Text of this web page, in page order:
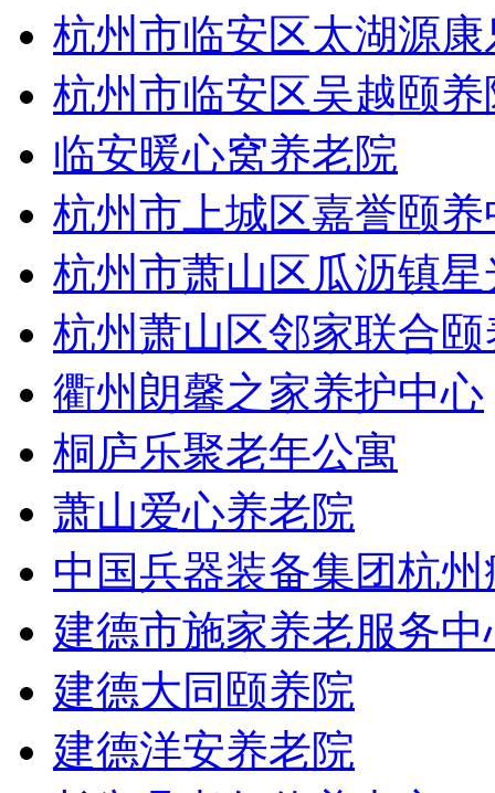
杭州市临安区太湖源
杭州市临安区吴越颐养
临安暖心窝养老院
杭州市上城区嘉誉颐养
杭州市萧山区瓜沥镇
杭州萧山区邻家联合颐
衢州朗馨之家养护中心
桐庐乐聚老年公寓
萧山爱心养老院
中国兵器装备集团杭
建德市施家养老服务中
建德大同颐养院
建德洋安养老院